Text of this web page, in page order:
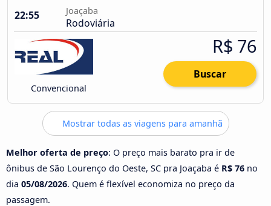
22:55
Joaçaba
Rodoviária
Convencional
R$ 76
Buscar
Mostrar todas as viagens para amanhã
Melhor oferta de preço: O preço mais barato pra ir de
ônibus de São Lourenço do Oeste, SC pra Joaçaba é R$ 76 no
dia 05/08/2026. Quem é flexível economiza no preço da
passagem.